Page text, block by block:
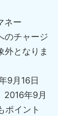
ネー
のチャージ
外となりま
9月16日
2016年9月
ポイント